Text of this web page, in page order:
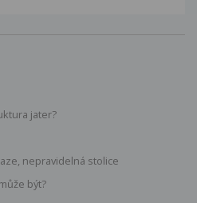
jater?
nepravidelná stolice
být?